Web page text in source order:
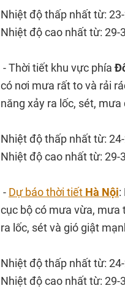
Nhiệt độ thấp nhất từ:
Nhiệt độ cao nhất từ: 29-
- Thời tiết khu vực phía
có nơi mưa rất to và rải
năng xảy ra lốc, sét,
Nhiệt độ thấp nhất từ:
Nhiệt độ cao nhất từ: 29-
- Dự báo thời tiết Hà Nội:
cục bộ có mưa vừa, mưa
ra lốc, sét và gió giật
Nhiệt độ thấp nhất từ:
Nhiệt độ cao nhất từ: 29-